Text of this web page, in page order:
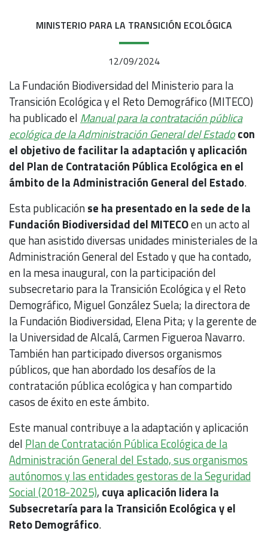
MINISTERIO PARA LA TRANSICIÓN ECOLÓGICA
12/09/2024
La Fundación Biodiversidad del Ministerio para la
Transición Ecológica y el Reto Demográfico (MITECO)
ha publicado el Manual para la contratación pública
ecológica de la Administración General del Estadocon
el objetivo de facilitar la adaptación y aplicación
del Plan de Contratación Pública Ecológica en el
ámbito de la Administración General del Estado.
Esta publicaciónse ha presentado en la sede de la
Fundación Biodiversidad del MITECOen un acto al
que han asistido diversas unidades ministeriales de la
Administración General del Estado y que ha contado,
en la mesa inaugural, con la participación del
subsecretario para la Transición Ecológica y el Reto
Demográfico, Miguel González Suela; la directora de
la Fundación Biodiversidad, Elena Pita; y la gerente de
la Universidad de Alcalá, Carmen Figueroa Navarro.
También han participado diversos organismos
públicos, que han abordado los desafíos de la
contratación pública ecológica y han compartido
casos de éxito en este ámbito.
Este manual contribuye a la adaptación y aplicación
del Plan de Contratación Pública Ecológica de la
Administración General del Estado, sus organismos
autónomos y las entidades gestoras de la Seguridad
Social (2018-2025), cuya aplicación lidera la
Subsecretaría para la Transición Ecológica y el
Reto Demográfico.